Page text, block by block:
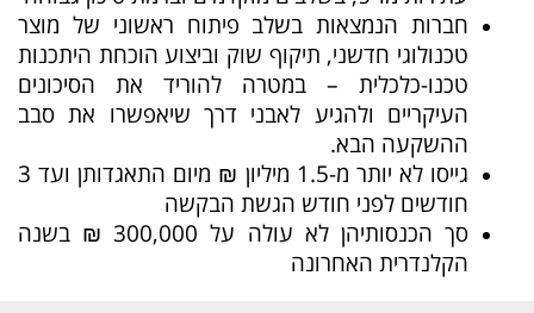
חברות הנמצאות בשלב פיתוח ראשוני של מוצר
טכנולוגי חדשני, תיקוף שוק וביצוע הוכחת היתכנות
טכנו-כלכלית – במטרה להוריד את הסיכונים
העיקריים ולהגיע לאבני דרך שיאפשרו את סבב
ההשקעה הבא.
גייסו לא יותר מ-1.5 מיליון ₪ מיום התאגדותן ועד 3
חודשים לפני חודש הגשת הבקשה
סך הכנסותיהן לא עולה על 300,000 ₪ בשנה
הקלנדרית האחרונה